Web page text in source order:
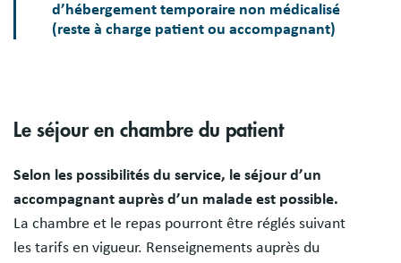
d’hébergement temporaire non médicalisé
(reste à charge patient ou accompagnant)
Le séjour en chambre du patient
Selon les possibilités du service, le séjour d’un
accompagnant auprès d’un malade est possible.
La chambre et le repas pourront être réglés suivant
les tarifs en vigueur. Renseignements auprès du